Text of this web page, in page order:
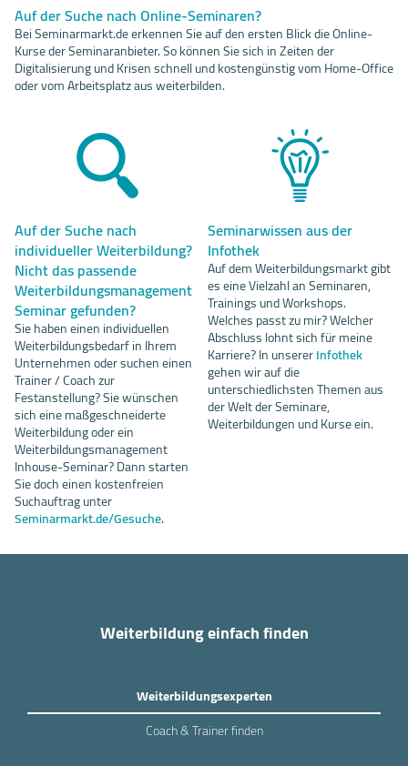
Auf der Suche nach Online-Seminaren?
Bei Seminarmarkt.de erkennen Sie auf den ersten Blick die Online-
Kurse der Seminaranbieter. So können Sie sich in Zeiten der
Digitalisierung und Krisen schnell und kostengünstig vom Home-Office
oder vom Arbeitsplatz aus weiterbilden.
Auf der Suche nach
individueller Weiterbildung?
Nicht das passende
Weiterbildungsmanagement
Seminar gefunden?
Sie haben einen individuellen
Weiterbildungsbedarf in Ihrem
Unternehmen oder suchen einen
Trainer / Coach zur
Festanstellung? Sie wünschen
sich eine maßgeschneiderte
Weiterbildung oder ein
Weiterbildungsmanagement
Inhouse-Seminar? Dann starten
Sie doch einen kostenfreien
Suchauftrag unter
Seminarmarkt.de/Gesuche.
Seminarwissen aus der
Infothek
Auf dem Weiterbildungsmarkt gibt
es eine Vielzahl an Seminaren,
Trainings und Workshops.
Welches passt zu mir? Welcher
Abschluss lohnt sich für meine
Karriere? In unsererInfothek
gehen wir auf die
unterschiedlichsten Themen aus
der Welt der Seminare,
Weiterbildungen und Kurse ein.
Weiterbildung einfach finden
Weiterbildungsexperten
Coach & Trainer finden